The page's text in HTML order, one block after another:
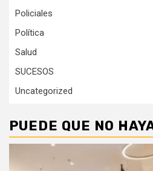
Policiales
Política
Salud
SUCESOS
Uncategorized
PUEDE QUE NO